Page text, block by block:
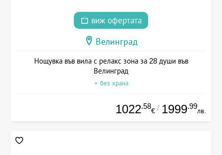
виж офертата
Велинград
Нощувка във вила с релакс зона за 28 души във
Велинград
+ без храна
1022.58
€ / 1999.99
лв.